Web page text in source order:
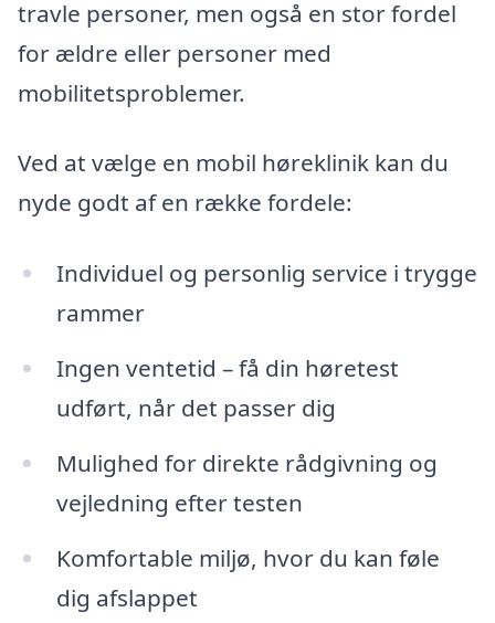
travle personer, men også en stor fordel
for ældre eller personer med
mobilitetsproblemer.
Ved at vælge en mobil høreklinik kan du
nyde godt af en række fordele:
Individuel og personlig service i trygge
rammer
Ingen ventetid – få din høretest
udført, når det passer dig
Mulighed for direkte rådgivning og
vejledning efter testen
Komfortable miljø, hvor du kan føle
dig afslappet